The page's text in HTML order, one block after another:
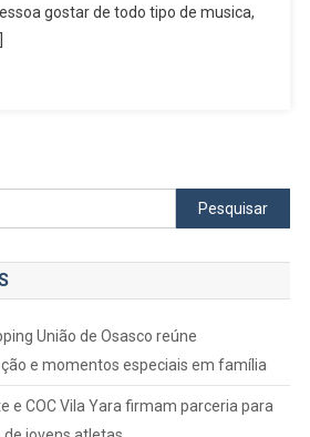
Eternizar
gostar de todo tipo de musica,
Pesquisar
por:
União de Osasco reúne
e momentos especiais em família
e COC Vila Yara firmam parceria para